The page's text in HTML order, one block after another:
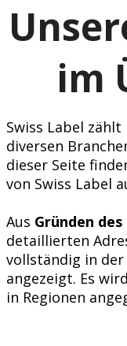
im
Swiss Label
diversen
dieser Seite
von Swiss Label
Aus Gründen
detaillierten
vollständig in
angezeigt. Es
in Regionen